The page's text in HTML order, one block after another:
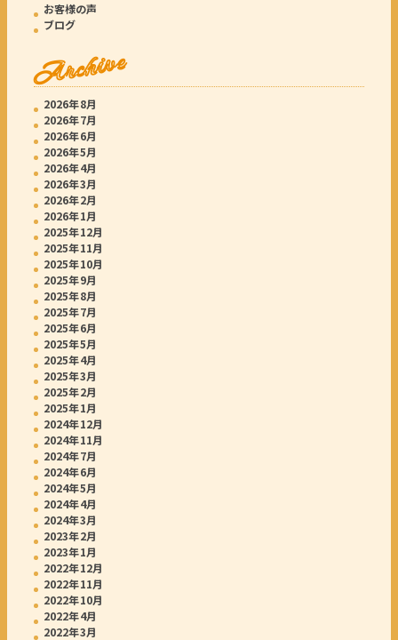
お客様の声
ブログ
Archive
2026年8月
2026年7月
2026年6月
2026年5月
2026年4月
2026年3月
2026年2月
2026年1月
2025年12月
2025年11月
2025年10月
2025年9月
2025年8月
2025年7月
2025年6月
2025年5月
2025年4月
2025年3月
2025年2月
2025年1月
2024年12月
2024年11月
2024年7月
2024年6月
2024年5月
2024年4月
2024年3月
2023年2月
2023年1月
2022年12月
2022年11月
2022年10月
2022年4月
2022年3月